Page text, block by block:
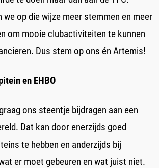
we op die wijze meer stemmen en meer
om mooie clubactiviteiten te kunnen
Dus stem op ons én Artemis!
en EHBO
ons steentje bijdragen aan een
Dat kan door enerzijds goed
te hebben en anderzijds bij
er moet gebeuren en wat juist niet.